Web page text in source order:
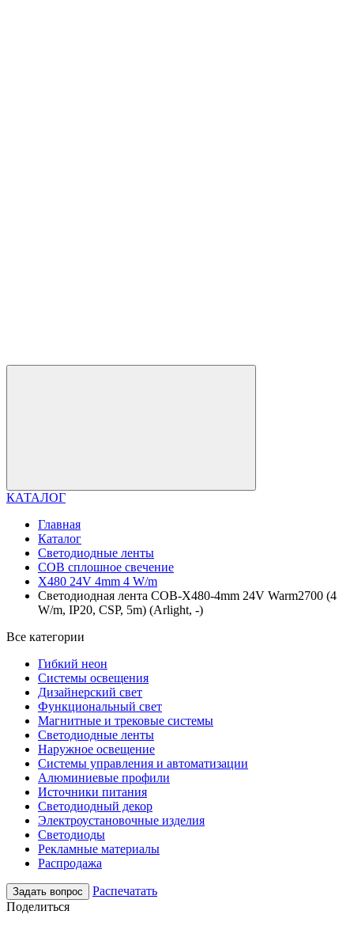
КАТАЛОГ
Главная
Каталог
Светодиодные ленты
COB сплошное свечение
X480 24V 4mm 4 W/m
Светодиодная лента COB-X480-4mm 24V Warm2700 (4
W/m, IP20, CSP, 5m) (Arlight, -)
Все категории
Гибкий неон
Системы освещения
Дизайнерский свет
Функциональный свет
Магнитные и трековые системы
Светодиодные ленты
Наружное освещение
Системы управления и автоматизации
Алюминиевые профили
Источники питания
Светодиодный декор
Электроустановочные изделия
Светодиоды
Рекламные материалы
Распродажа
Задать вопрос
Распечатать
Поделиться